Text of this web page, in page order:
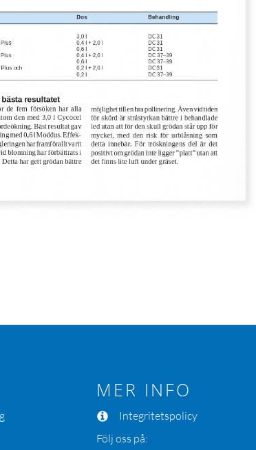
MER INFO
Integritetspolicy
Följ oss på: